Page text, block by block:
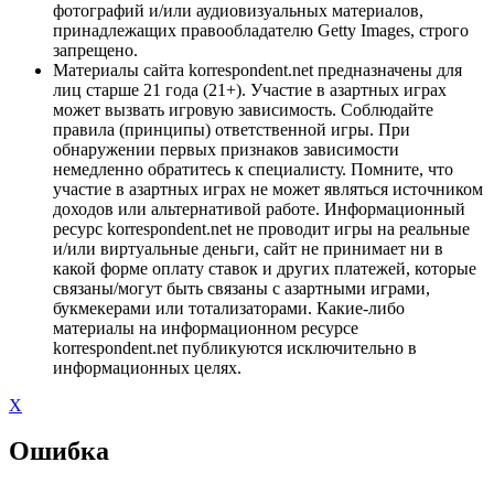
фотографий и/или аудиовизуальных материалов,
принадлежащих правообладателю Getty Images, строго
запрещено.
Материалы сайта korrespondent.net предназначены для
лиц старше 21 года (21+). Участие в азартных играх
может вызвать игровую зависимость. Соблюдайте
правила (принципы) ответственной игры. При
обнаружении первых признаков зависимости
немедленно обратитесь к специалисту. Помните, что
участие в азартных играх не может являться источником
доходов или альтернативой работе. Информационный
ресурс korrespondent.net не проводит игры на реальные
и/или виртуальные деньги, сайт не принимает ни в
какой форме оплату ставок и других платежей, которые
связаны/могут быть связаны с азартными играми,
букмекерами или тотализаторами. Какие-либо
материалы на информационном ресурсе
korrespondent.net публикуются исключительно в
информационных целях.
X
Ошибка